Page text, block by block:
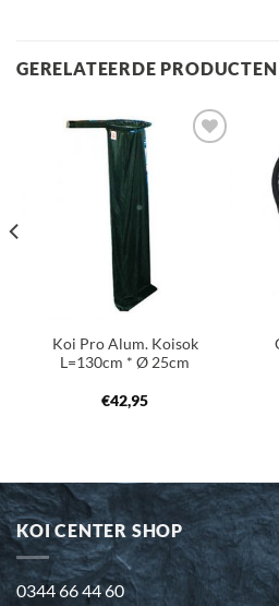
GERELATEERDE PRODUCTEN
Koi Pro Alum. Koisok
L=130cm * Ø 25cm
€42,95
KOI CENTER SHOP
0344 66 44 60